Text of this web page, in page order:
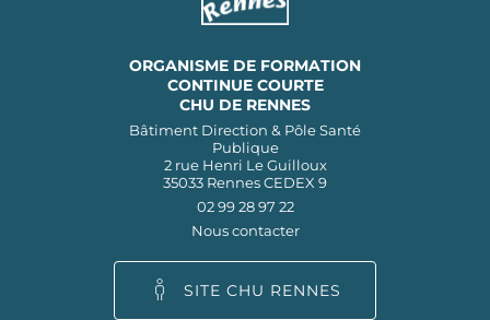
ORGANISME DE FORMATION
CONTINUE COURTE
CHU DE RENNES
Bâtiment Direction & Pôle Santé
Publique
2 rue Henri Le Guilloux
35033 Rennes CEDEX 9
02 99 28 97 22
Nous contacter
SITE CHU RENNES